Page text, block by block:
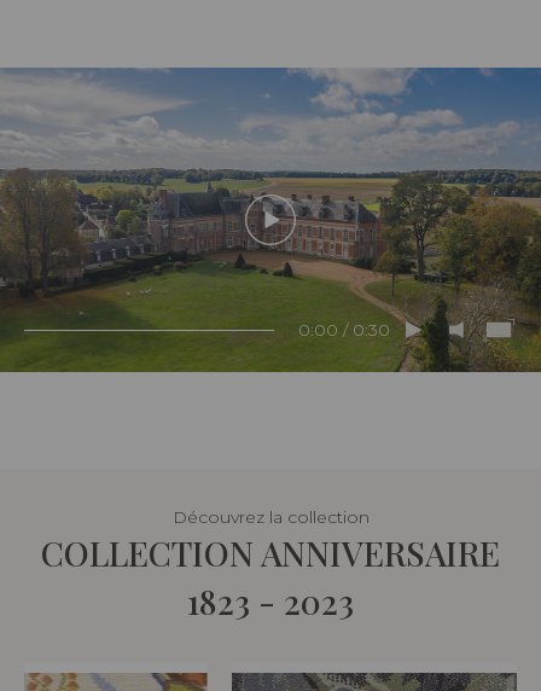
0:00 / 0:30
Découvrez la collection
COLLECTION ANNIVERSAIRE
1823 - 2023